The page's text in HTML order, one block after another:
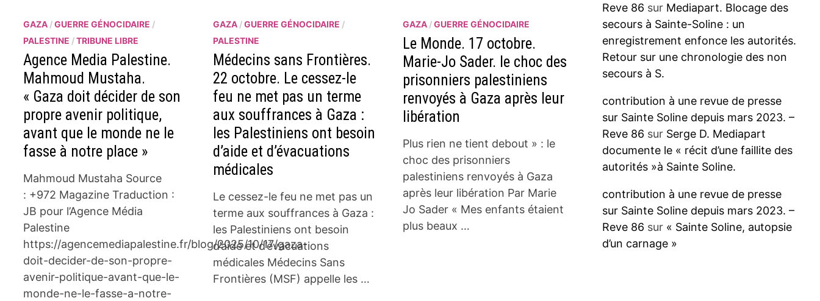
GAZA /GUERRE GÉNOCIDAIRE /
PALESTINE /TRIBUNE LIBRE
Agence Media Palestine.
Mahmoud Mustaha.
« Gaza doit décider de son
propre avenir politique,
avant que le monde ne le
fasse à notre place »
Mahmoud Mustaha Source
: +972 Magazine Traduction :
JB pour l’Agence Média
Palestine
https://agencemediapalestine.fr/blog/2025/10/17/gaza-
doit-decider-de-son-propre-
avenir-politique-avant-que-le-
monde-ne-le-fasse-a-notre-
GAZA /GUERRE GÉNOCIDAIRE /
PALESTINE
Médecins sans Frontières.
22 octobre. Le cessez-le
feu ne met pas un terme
aux souffrances à Gaza :
les Palestiniens ont besoin
d’aide et d’évacuations
médicales
Le cessez-le feu ne met pas un
terme aux souffrances à Gaza :
les Palestiniens ont besoin
d’aide et d’évacuations
médicales Médecins Sans
Frontières (MSF) appelle les …
GAZA/GUERRE GÉNOCIDAIRE
Le Monde. 17 octobre.
Marie-Jo Sader. le choc des
prisonniers palestiniens
renvoyés à Gaza après leur
libération
Plus rien ne tient debout » : le
choc des prisonniers
palestiniens renvoyés à Gaza
après leur libération Par Marie
Jo Sader « Mes enfants étaient
plus beaux …
Reve 86 sur Mediapart. Blocage des
secours à Sainte-Soline : un
enregistrement enfonce les autorités.
Retour sur une chronologie des non
secours à S.
contribution à une revue de presse
sur Sainte Soline depuis mars 2023. –
Reve 86 sur Serge D. Mediapart
documente le « récit d’une faillite des
autorités »à Sainte Soline.
contribution à une revue de presse
sur Sainte Soline depuis mars 2023. –
Reve 86 sur « Sainte Soline, autopsie
d’un carnage »